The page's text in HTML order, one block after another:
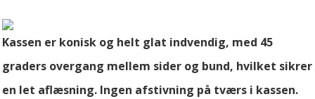
Kassen er konisk og helt glat indvendig, med 45
graders overgang mellem sider og bund, hvilket sikrer
en let aflæsning. Ingen afstivning på tværs i kassen.